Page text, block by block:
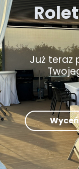
Już teraz